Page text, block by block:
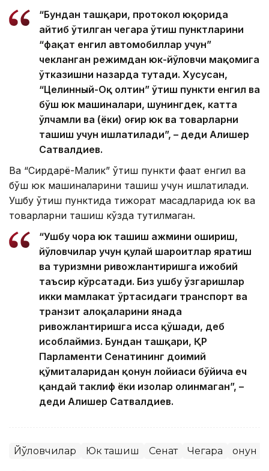
“Бундан ташқари, протокол юқорида
айтиб ўтилган чегара ўтиш пунктларини
“фақат енгил автомобиллар учун”
чекланган режимдан юк-йўловчи мақомига
ўтказишни назарда тутади. Хусусан,
“Целинный-Оқ олтин” ўтиш пункти енгил ва
бўш юк машиналари, шунингдек, катта
ўлчамли ва (ёки) оғир юк ва товарларни
ташиш учун ишлатилади”, – деди Алишер
Сатвалдиев.
Ва “Сирдарё-Малик” ўтиш пункти фақат енгил ва
бўш юк машиналарини ташиш учун ишлатилади.
Ушбу ўтиш пунктида тижорат мақсадларида юк ва
товарларни ташиш кўзда тутилмаган.
“Ушбу чора юк ташиш ҳажмини ошириш,
йўловчилар учун қулай шароитлар яратиш
ва туризмни ривожлантиришга ижобий
таъсир кўрсатади. Биз ушбу ўзгаришлар
икки мамлакат ўртасидаги транспорт ва
транзит алоқаларини янада
ривожлантиришга ҳисса қўшади, деб
ҳисоблаймиз. Бундан ташқари, ҚР
Парламенти Сенатининг доимий
қўмиталаридан қонун лойиҳаси бўйича ҳеч
қандай таклиф ёки изоҳлар олинмаган”, –
деди Алишер Сатвалдиев.
Йўловчилар Юк ташиш Сенат Чегара Қонун